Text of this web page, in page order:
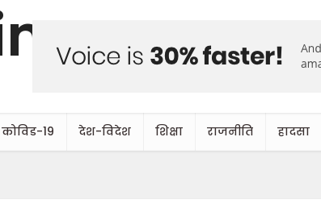
कोविड-19 देश-विदेश शिक्षा राजनीति हादसा